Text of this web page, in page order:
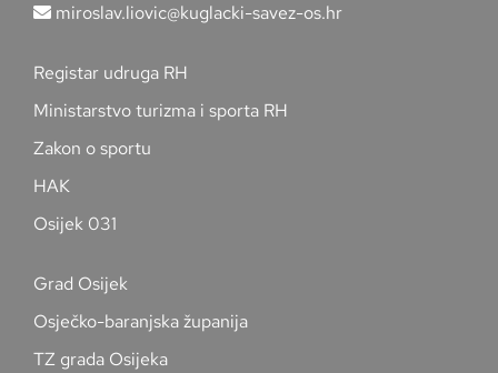
miroslav.liovic@kuglacki-savez-os.hr
Registar udruga RH
Ministarstvo turizma i sporta RH
Zakon o sportu
HAK
Osijek 031
Grad Osijek
Osječko-baranjska županija
TZ grada Osijeka